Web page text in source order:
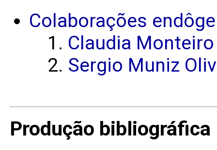
Colaborações
Claudia
Sergio Muniz
Produção bibliográfica